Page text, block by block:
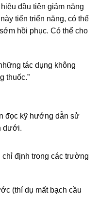
đầu tiên giảm năng
tiến triển nặng, có thể
hồi phục. Có thể cho
tác dụng không
thuốc.”
đọc kỹ hướng dẫn sử
dưới.
định trong các trường
(thí dụ mất bạch cầu